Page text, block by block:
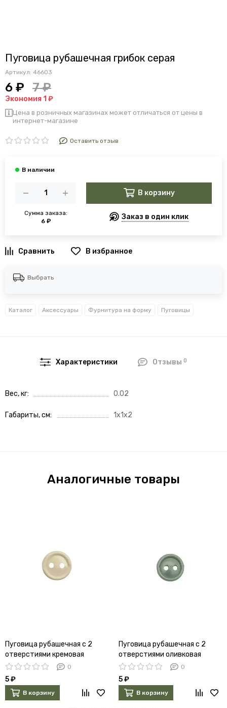
Пуговица рубашечная грибок серая
Артикул: 46603
6 ₽ 7 ₽
Экономия 1 ₽
Цена в розничных магазинах может отличаться от цены в
интернет-магазине
Оставить отзыв
Сумма заказа:
6 ₽
В корзину
Заказ в один клик
В избранное
Выбрать
Каталог Аксессуары Фурнитура на форму Пуговицы
Характеристики Отзывы 0
Вес, кг 0.02
Габариты, см 1x1x2
Аналогичные товары
Пуговица рубашечная с 2
отверстиями кремовая
0
5 ₽
В корзину
Пуговица рубашечная с 2
отверстиями оливковая
0
5 ₽
В корзину